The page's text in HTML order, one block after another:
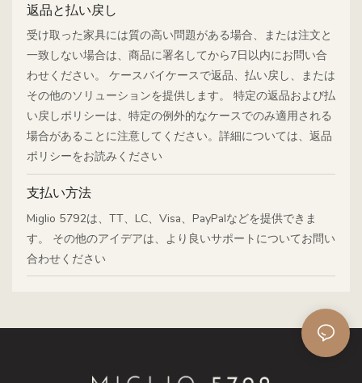
返品と払い戻し
受け取った家具には質の高い問題がある場合、または注文と
一致しない場合は、商品に署名してから7日以内にお問い合
わせください。 ケースバイケースで返品、払い戻し、または
その他のソリューションを提供します。 特定の返品および払
い戻しポリシーは、特定の例外的なケースでのみ適用される
場合があることに注意してください。詳細については、返品
ポリシーをお読みください
支払い方法
Miglio 5792は、TT、LC、Visa、PayPalなどを提供できま
す。 その他のアイデアは、より良いサポートについてお問い
合わせください